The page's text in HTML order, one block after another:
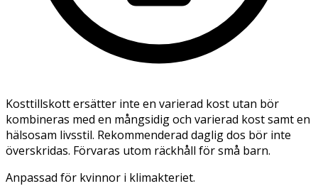
Kosttillskott ersätter inte en varierad kost utan bör
kombineras med en mångsidig och varierad kost samt en
hälsosam livsstil. Rekommenderad daglig dos bör inte
överskridas. Förvaras utom räckhåll för små barn.
Anpassad för kvinnor i klimakteriet.